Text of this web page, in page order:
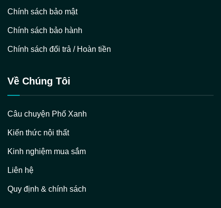
Chính sách bảo mật
Chính sách bảo hành
Chính sách đổi trả / Hoàn tiền
Về Chúng Tôi
Câu chuyện Phố Xanh
Kiến thức nội thất
Kinh nghiệm mua sắm
Liên hệ
Quy định & chính sách